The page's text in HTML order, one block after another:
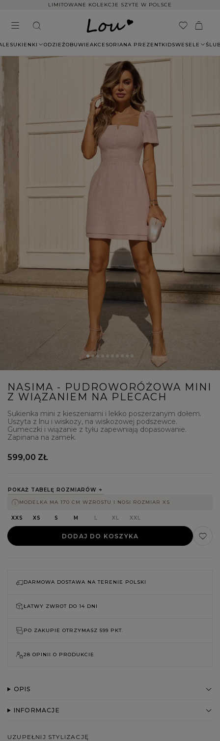
LIMITOWANE KOLEKCJE SZYTE W POLSCE
SUKIENKI ODZIEŻOBUWIEAKCESORIANA PREZENTKIDSWESELE
NASIMA - PUDROWORÓŻOWA MINI
Z WIĄZANIEM NA PLECACH
Sukienka mini z kieszeniami i lekko poszerzanym dołem.
Uszyta z lnu i wiskozy, na wiskozowej podszewce.
Gumeczki i wiązanie z tyłu zapewniają dopasowanie.
Zapinana na zamek.
POKAŻ TABELĘ ROZMIARÓW
MODELKA MA 170 CM WZROSTU I NOSI ROZMIAR XS
XXS XS S M L XL XXL
DODAJ DO KOSZYKA
599,00 ZŁ
DARMOWA DOSTAWA NA TERENIE POLSKI
ŁATWY ZWROT DO 14 DNI
PO ZAKUPIE OTRZYMASZ 599 PKT.
28 OPINII O PRODUKCIE
OPIS
INFORMACJE
UZUPEŁNIJ STYLIZACJĘ